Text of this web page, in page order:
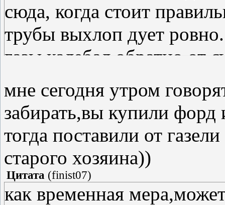
сюда, когда стоит
трубы выхлоп дует ровно.
газы калебал обратно от
мне сегодня утром
забирать,вы купили форд
тогда поставили от
старого хозяина))
Цитата (finist07)
как временная